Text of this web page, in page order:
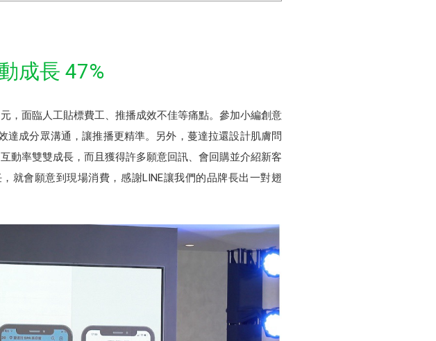
成長 47%
，面臨人工貼標費工、推播成效不佳等痛點。參加小編創意
成分眾溝通，讓推播更精準。另外，蔓達拉還設計肌膚問
動率雙雙成長，而且獲得許多願意回訊、會回購並介紹新客
就會願意到現場消費，感謝LINE讓我們的品牌長出一對翅